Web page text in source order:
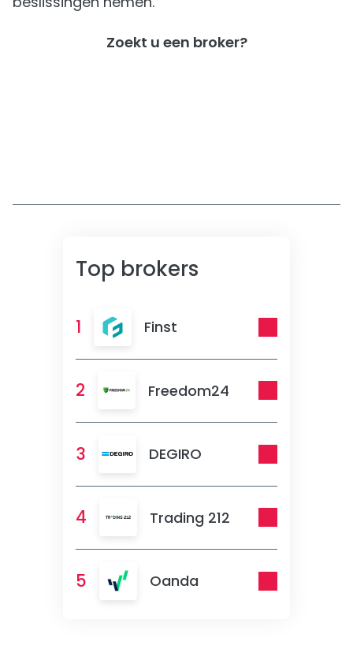
Zoekt u een broker?
Top brokers
1 Finst
2 Freedom24
3 DEGIRO
4 Trading 212
5 Oanda